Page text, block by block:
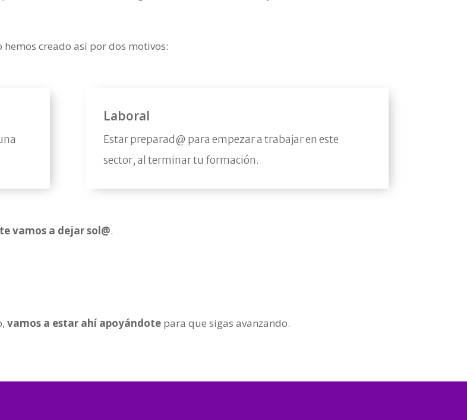
hemos creado así por dos motivos:
Laboral
Estar preparad@ para empezar a trabajar en este
sector, al terminar tu formación.
vamos a dejar sol@.
vamos a estar ahí apoyándote para que sigas avanzando.